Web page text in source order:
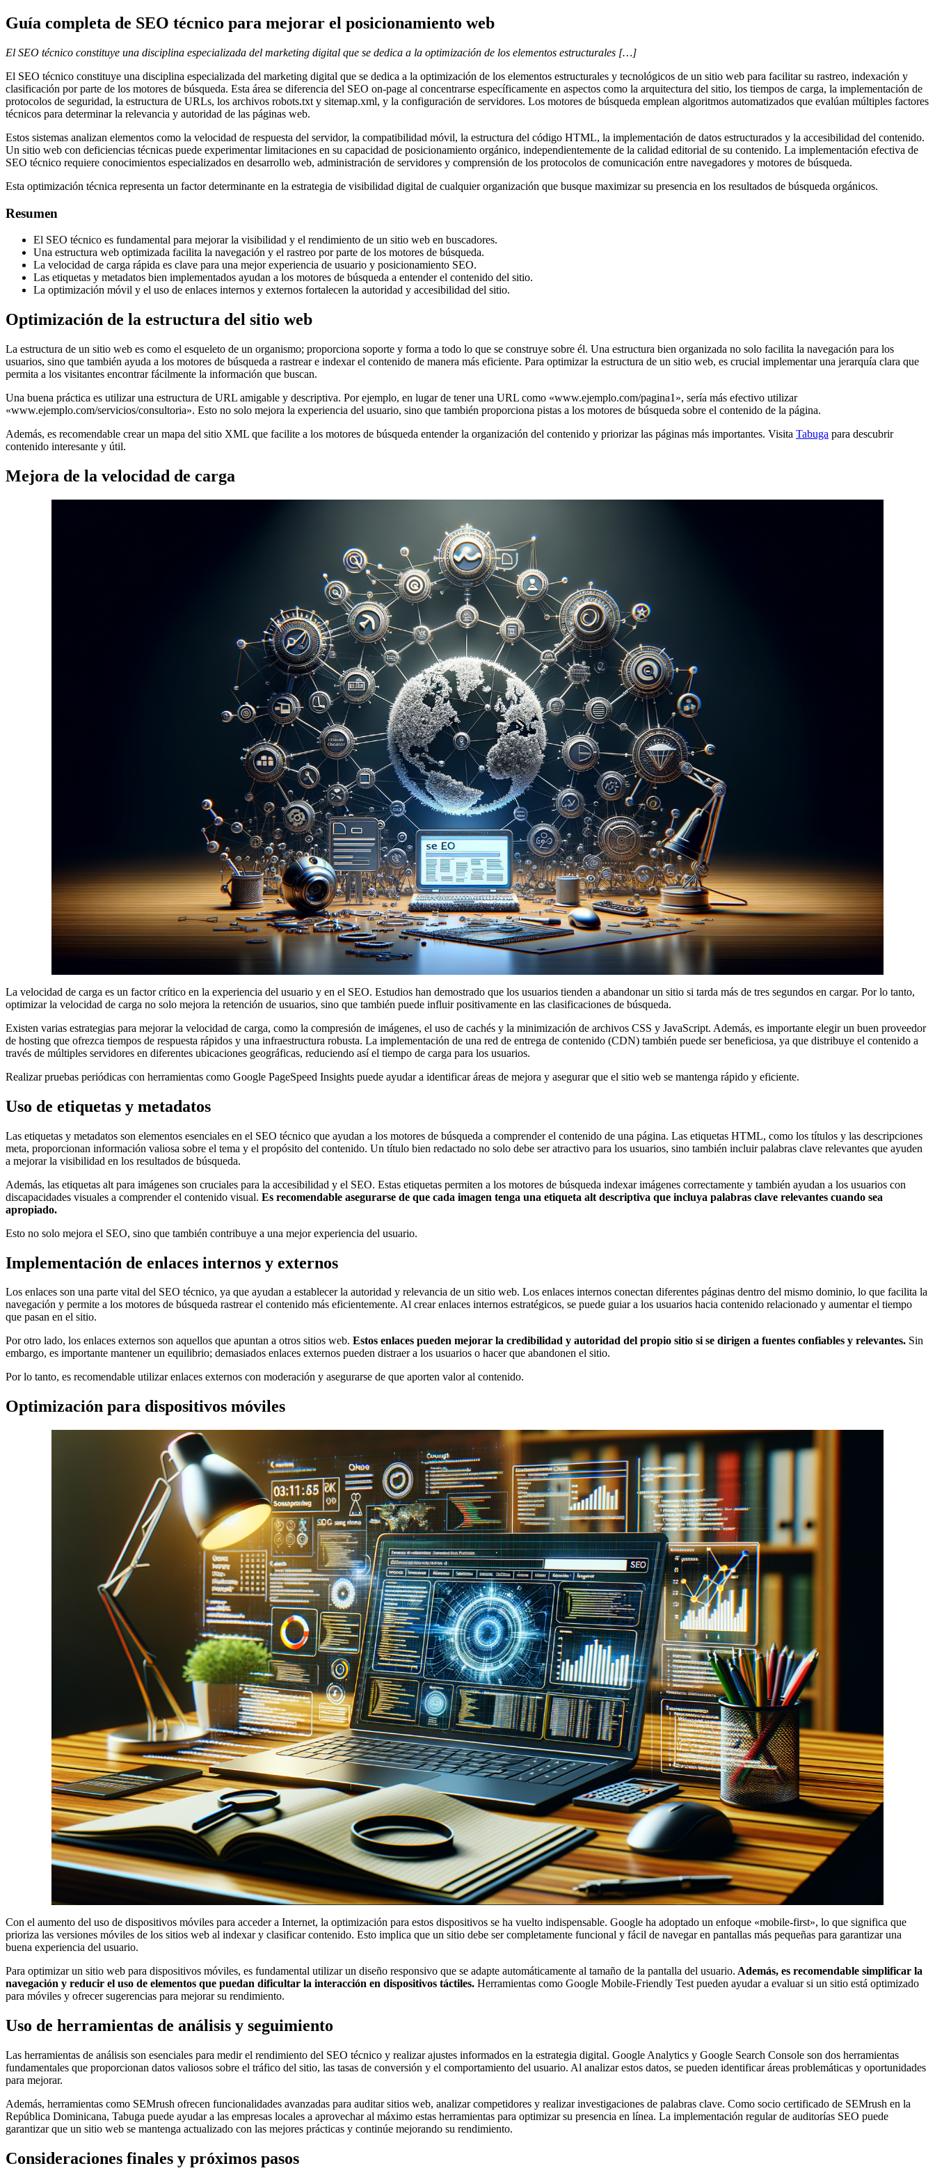
Guía completa de SEO técnico para mejorar el posicionamiento web
El SEO técnico constituye una disciplina especializada del marketing digital que se dedica a la optimización de los elementos estructurales […]
El SEO técnico constituye una disciplina especializada del marketing digital que se dedica a la optimización de los elementos estructurales y tecnológicos de un sitio web para facilitar su rastreo, indexación y
clasificación por parte de los motores de búsqueda. Esta área se diferencia del SEO on-page al concentrarse específicamente en aspectos como la arquitectura del sitio, los tiempos de carga, la implementación de
protocolos de seguridad, la estructura de URLs, los archivos robots.txt y sitemap.xml, y la configuración de servidores. Los motores de búsqueda emplean algoritmos automatizados que evalúan múltiples factores
técnicos para determinar la relevancia y autoridad de las páginas web.
Estos sistemas analizan elementos como la velocidad de respuesta del servidor, la compatibilidad móvil, la estructura del código HTML, la implementación de datos estructurados y la accesibilidad del contenido.
Un sitio web con deficiencias técnicas puede experimentar limitaciones en su capacidad de posicionamiento orgánico, independientemente de la calidad editorial de su contenido. La implementación efectiva de
SEO técnico requiere conocimientos especializados en desarrollo web, administración de servidores y comprensión de los protocolos de comunicación entre navegadores y motores de búsqueda.
Esta optimización técnica representa un factor determinante en la estrategia de visibilidad digital de cualquier organización que busque maximizar su presencia en los resultados de búsqueda orgánicos.
Resumen
El SEO técnico es fundamental para mejorar la visibilidad y el rendimiento de un sitio web en buscadores.
Una estructura web optimizada facilita la navegación y el rastreo por parte de los motores de búsqueda.
La velocidad de carga rápida es clave para una mejor experiencia de usuario y posicionamiento SEO.
Las etiquetas y metadatos bien implementados ayudan a los motores de búsqueda a entender el contenido del sitio.
La optimización móvil y el uso de enlaces internos y externos fortalecen la autoridad y accesibilidad del sitio.
Optimización de la estructura del sitio web
La estructura de un sitio web es como el esqueleto de un organismo; proporciona soporte y forma a todo lo que se construye sobre él. Una estructura bien organizada no solo facilita la navegación para los
usuarios, sino que también ayuda a los motores de búsqueda a rastrear e indexar el contenido de manera más eficiente. Para optimizar la estructura de un sitio web, es crucial implementar una jerarquía clara que
permita a los visitantes encontrar fácilmente la información que buscan.
Una buena práctica es utilizar una estructura de URL amigable y descriptiva. Por ejemplo, en lugar de tener una URL como «www.ejemplo.com/pagina1», sería más efectivo utilizar
«www.ejemplo.com/servicios/consultoria». Esto no solo mejora la experiencia del usuario, sino que también proporciona pistas a los motores de búsqueda sobre el contenido de la página.
Además, es recomendable crear un mapa del sitio XML que facilite a los motores de búsqueda entender la organización del contenido y priorizar las páginas más importantes. Visita Tabuga para descubrir
contenido interesante y útil.
Mejora de la velocidad de carga
La velocidad de carga es un factor crítico en la experiencia del usuario y en el SEO. Estudios han demostrado que los usuarios tienden a abandonar un sitio si tarda más de tres segundos en cargar. Por lo tanto,
optimizar la velocidad de carga no solo mejora la retención de usuarios, sino que también puede influir positivamente en las clasificaciones de búsqueda.
Existen varias estrategias para mejorar la velocidad de carga, como la compresión de imágenes, el uso de cachés y la minimización de archivos CSS y JavaScript. Además, es importante elegir un buen proveedor
de hosting que ofrezca tiempos de respuesta rápidos y una infraestructura robusta. La implementación de una red de entrega de contenido (CDN) también puede ser beneficiosa, ya que distribuye el contenido a
través de múltiples servidores en diferentes ubicaciones geográficas, reduciendo así el tiempo de carga para los usuarios.
Realizar pruebas periódicas con herramientas como Google PageSpeed Insights puede ayudar a identificar áreas de mejora y asegurar que el sitio web se mantenga rápido y eficiente.
Uso de etiquetas y metadatos
Las etiquetas y metadatos son elementos esenciales en el SEO técnico que ayudan a los motores de búsqueda a comprender el contenido de una página. Las etiquetas HTML, como los títulos y las descripciones
meta, proporcionan información valiosa sobre el tema y el propósito del contenido. Un título bien redactado no solo debe ser atractivo para los usuarios, sino también incluir palabras clave relevantes que ayuden
a mejorar la visibilidad en los resultados de búsqueda.
Además, las etiquetas alt para imágenes son cruciales para la accesibilidad y el SEO. Estas etiquetas permiten a los motores de búsqueda indexar imágenes correctamente y también ayudan a los usuarios con
discapacidades visuales a comprender el contenido visual. Es recomendable asegurarse de que cada imagen tenga una etiqueta alt descriptiva que incluya palabras clave relevantes cuando sea
apropiado.
Esto no solo mejora el SEO, sino que también contribuye a una mejor experiencia del usuario.
Implementación de enlaces internos y externos
Los enlaces son una parte vital del SEO técnico, ya que ayudan a establecer la autoridad y relevancia de un sitio web. Los enlaces internos conectan diferentes páginas dentro del mismo dominio, lo que facilita la
navegación y permite a los motores de búsqueda rastrear el contenido más eficientemente. Al crear enlaces internos estratégicos, se puede guiar a los usuarios hacia contenido relacionado y aumentar el tiempo
que pasan en el sitio.
Por otro lado, los enlaces externos son aquellos que apuntan a otros sitios web. Estos enlaces pueden mejorar la credibilidad y autoridad del propio sitio si se dirigen a fuentes confiables y relevantes. Sin
embargo, es importante mantener un equilibrio; demasiados enlaces externos pueden distraer a los usuarios o hacer que abandonen el sitio.
Por lo tanto, es recomendable utilizar enlaces externos con moderación y asegurarse de que aporten valor al contenido.
Optimización para dispositivos móviles
Con el aumento del uso de dispositivos móviles para acceder a Internet, la optimización para estos dispositivos se ha vuelto indispensable. Google ha adoptado un enfoque «mobile-first», lo que significa que
prioriza las versiones móviles de los sitios web al indexar y clasificar contenido. Esto implica que un sitio debe ser completamente funcional y fácil de navegar en pantallas más pequeñas para garantizar una
buena experiencia del usuario.
Para optimizar un sitio web para dispositivos móviles, es fundamental utilizar un diseño responsivo que se adapte automáticamente al tamaño de la pantalla del usuario. Además, es recomendable simplificar la
navegación y reducir el uso de elementos que puedan dificultar la interacción en dispositivos táctiles. Herramientas como Google Mobile-Friendly Test pueden ayudar a evaluar si un sitio está optimizado
para móviles y ofrecer sugerencias para mejorar su rendimiento.
Uso de herramientas de análisis y seguimiento
Las herramientas de análisis son esenciales para medir el rendimiento del SEO técnico y realizar ajustes informados en la estrategia digital. Google Analytics y Google Search Console son dos herramientas
fundamentales que proporcionan datos valiosos sobre el tráfico del sitio, las tasas de conversión y el comportamiento del usuario. Al analizar estos datos, se pueden identificar áreas problemáticas y oportunidades
para mejorar.
Además, herramientas como SEMrush ofrecen funcionalidades avanzadas para auditar sitios web, analizar competidores y realizar investigaciones de palabras clave. Como socio certificado de SEMrush en la
República Dominicana, Tabuga puede ayudar a las empresas locales a aprovechar al máximo estas herramientas para optimizar su presencia en línea. La implementación regular de auditorías SEO puede
garantizar que un sitio web se mantenga actualizado con las mejores prácticas y continúe mejorando su rendimiento.
Consideraciones finales y próximos pasos